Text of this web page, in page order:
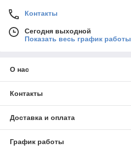
Контакты
Сегодня выходной
Показать весь график работы
О нас
Контакты
Доставка и оплата
График работы